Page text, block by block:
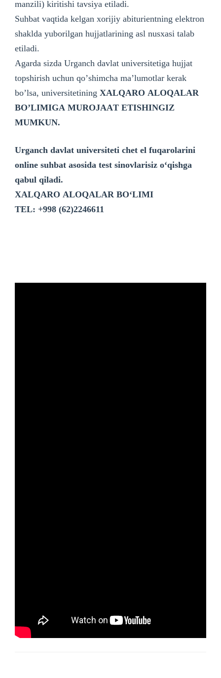
manzili) kiritishi tavsiya etiladi.
Suhbat vaqtida kelgan xorijiy abiturientning elektron
shaklda yuborilgan hujjatlarining asl nusxasi talab
etiladi.
Аgarda sizda Urganch davlat universitetiga hujjat
topshirish uchun qoʼshimcha maʼlumotlar kerak
boʼlsa, universitetining XАLQАRO АLOQАLАR
BOʼLIMIGА MUROJААT ETISHINGIZ
MUMKUN.
Urganch davlat universiteti chet el fuqarolarini
online suhbat asosida test sinovlarisiz o‘qishga
qabul qiladi.
XАLQАRO АLOQАLАR BO‘LIMI
TEL: +998 (62)2246611